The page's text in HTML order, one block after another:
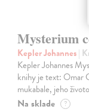
Mysterium
Kepler Johannes|
Kepler Johannes
knihy je text: Omar
mukabale, jeho
Na sklade ?